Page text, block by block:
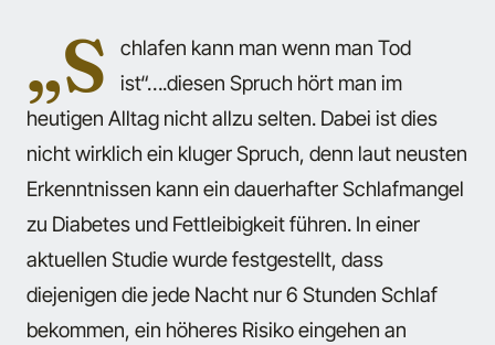
„S
chlafen kann man wenn man Tod
ist“….diesen Spruch hört man im
heutigen Alltag nicht allzu selten. Dabei ist dies
nicht wirklich ein kluger Spruch, denn laut neusten
Erkenntnissen kann ein dauerhafter Schlafmangel
zu Diabetes und Fettleibigkeit führen. In einer
aktuellen Studie wurde festgestellt, dass
diejenigen die jede Nacht nur 6 Stunden Schlaf
bekommen, ein höheres Risiko eingehen an